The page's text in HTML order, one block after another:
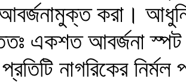
করা।
একশত আবর্জনা স্পট
নাগরিকের